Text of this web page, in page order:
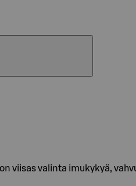
viisas valinta imukykyä,